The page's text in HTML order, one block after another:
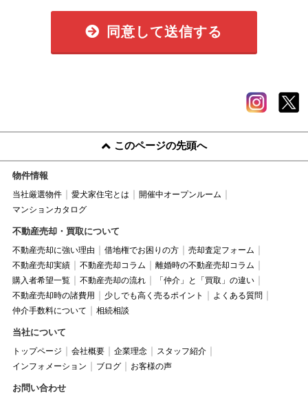
同意して送信する
このページの先頭へ
物件情報
当社厳選物件 愛犬家住宅とは
開催中オープンルーム
マンションカタログ
不動産売却・買取について
不動産売却に強い理由 借地権でお困りの方
売却査定フォーム
不動産売却実績
不動産売却コラム
離婚時の不動産売却コラム
購入者希望一覧
不動産売却の流れ
「仲介」と「買取」の違い
不動産売却時の諸費用
少しでも高く売るポイント
よくある質問
仲介手数料について
相続相談
当社について
トップページ 会社概要 企業理念
スタッフ紹介
インフォメーション
ブログ お客様の声
お問い合わせ